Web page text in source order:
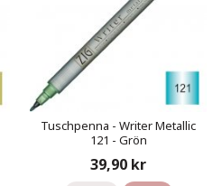
Tuschpenna - Writer Metallic
121 - Grön
39,90 kr